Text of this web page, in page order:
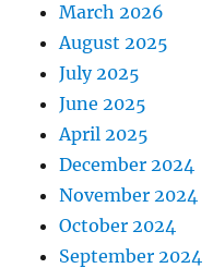
March 2026
August 2025
July 2025
June 2025
April 2025
December 2024
November 2024
October 2024
September 2024